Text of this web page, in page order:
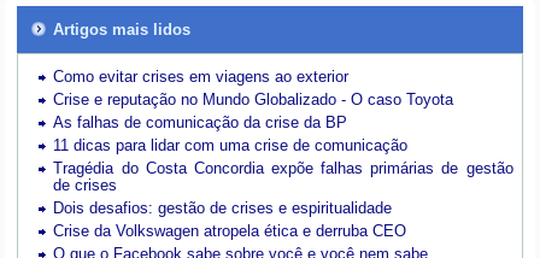
Artigos mais lidos
Como evitar crises em viagens ao exterior
Crise e reputação no Mundo Globalizado - O caso Toyota
As falhas de comunicação da crise da BP
11 dicas para lidar com uma crise de comunicação
Tragédia do Costa Concordia expõe falhas primárias de gestão
de crises
Dois desafios: gestão de crises e espiritualidade
Crise da Volkswagen atropela ética e derruba CEO
O que o Facebook sabe sobre você e você nem sabe